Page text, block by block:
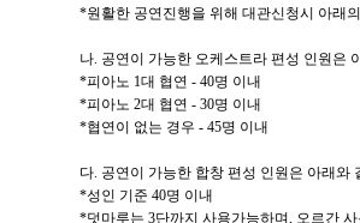
*원활한 공연진행을 위해 대관신청시 아래
나. 공연이 가능한 오케스트라 편성 인원은
*피아노 1대 협연 - 40명 이내
*피아노 2대 협연 - 30명 이내
*협연이 없는 경우 - 45명 이내
다. 공연이 가능한 합창 편성 인원은 아래와
*성인 기준 40명 이내
*덧마루는 3단까지 사용가능하며, 오르간